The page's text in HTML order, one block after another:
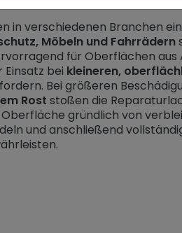
in verschiedenen Branchen
Möbeln und Fahrrädern
für Oberflächen aus
bei kleineren,
Bei größeren
Rost stoßen die
gründlich von
und anschließend